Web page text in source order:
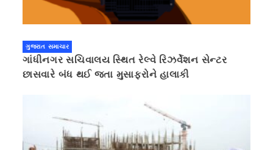
ગુજરાત સમાચાર
ગાંધીનગર સચિવાલય સ્થિત રેલ્વે રિઝર્વેશન સેન્ટર
છાસવારે બંધ થઈ જતા મુસાફરોને હાલાકી